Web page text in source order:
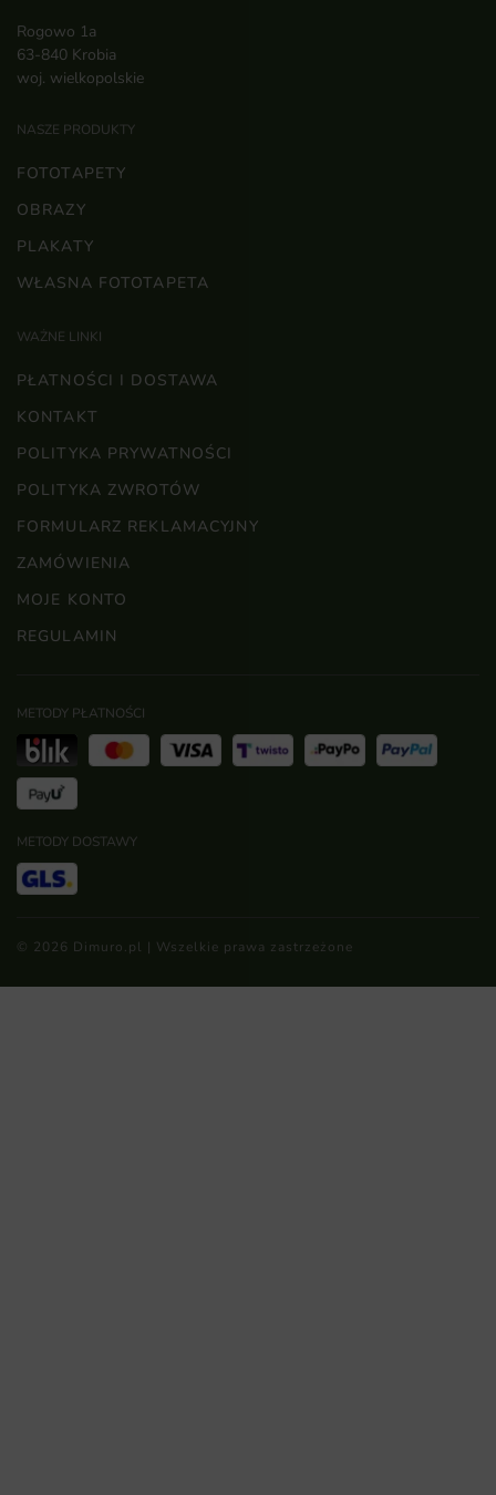
Rogowo 1a
63-840 Krobia
woj. wielkopolskie
NASZE PRODUKTY
FOTOTAPETY
OBRAZY
PLAKATY
WŁASNA FOTOTAPETA
WAŻNE LINKI
PŁATNOŚCI I DOSTAWA
KONTAKT
POLITYKA PRYWATNOŚCI
POLITYKA ZWROTÓW
FORMULARZ REKLAMACYJNY
ZAMÓWIENIA
MOJE KONTO
REGULAMIN
METODY PŁATNOŚCI
METODY DOSTAWY
© 2026 Dimuro.pl | Wszelkie prawa zastrzeżone